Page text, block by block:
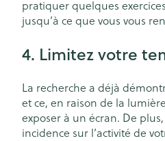
pratiquer quelques
jusqu’à ce que vous vous
4. Limitez votre
La recherche a déjà
et ce, en raison de la
exposer à un écran. De
incidence sur l’activité de